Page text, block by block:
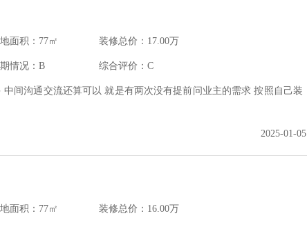
面积：77㎡ 装修总价：17.00万
情况：B 综合评价：C
间沟通交流还算可以 就是有两次没有提前问业主的需求 按照自己装
2025-01-05
面积：77㎡ 装修总价：16.00万